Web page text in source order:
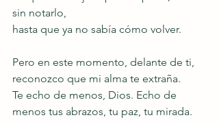
sin notarlo,
hasta que ya no sabía cómo volver.
Pero en este momento, delante de ti,
reconozco que mi alma te extraña.
Te echo de menos, Dios. Echo de
menos tus abrazos, tu paz, tu mirada.